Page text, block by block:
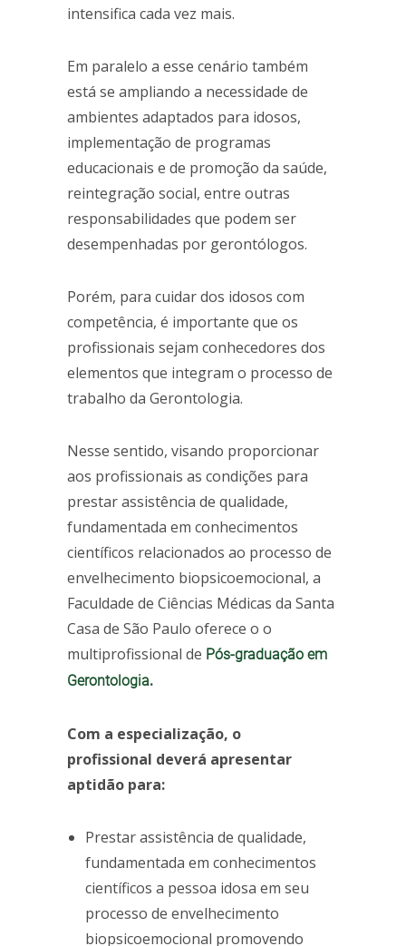
intensifica cada vez mais.
Em paralelo a esse cenário também
está se ampliando a necessidade de
ambientes adaptados para idosos,
implementação de programas
educacionais e de promoção da saúde,
reintegração social, entre outras
responsabilidades que podem ser
desempenhadas por gerontólogos.
Porém, para cuidar dos idosos com
competência, é importante que os
profissionais sejam conhecedores dos
elementos que integram o processo de
trabalho da Gerontologia.
Nesse sentido, visando proporcionar
aos profissionais as condições para
prestar assistência de qualidade,
fundamentada em conhecimentos
científicos relacionados ao processo de
envelhecimento biopsicoemocional, a
Faculdade de Ciências Médicas da Santa
Casa de São Paulo oferece o o
multiprofissional de Pós-graduação em
Gerontologia.
Com a especialização, o
profissional deverá apresentar
aptidão para:
Prestar assistência de qualidade,
fundamentada em conhecimentos
científicos a pessoa idosa em seu
processo de envelhecimento
biopsicoemocional promovendo